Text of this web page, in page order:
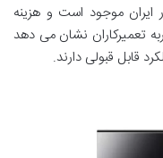
ایران موجود است و هزینه
تعمیرکاران نشان می دهد
قابل قبولی دارند.